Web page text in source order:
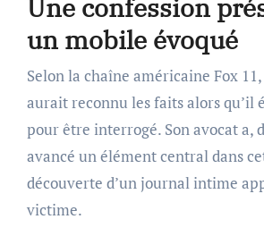
Une confession
un mobile évoqué
Selon la chaîne américaine Fox
aurait reconnu les faits alors qu’il
pour être interrogé. Son avocat a,
avancé un élément central dans
découverte d’un journal intime
victime.